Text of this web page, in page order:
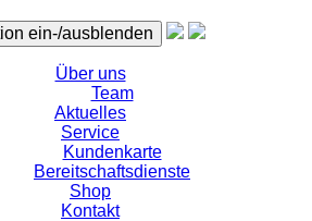
ein-/ausblenden
Über uns
Team
Aktuelles
Service
Kundenkarte
Bereitschaftsdienste
Shop
Kontakt